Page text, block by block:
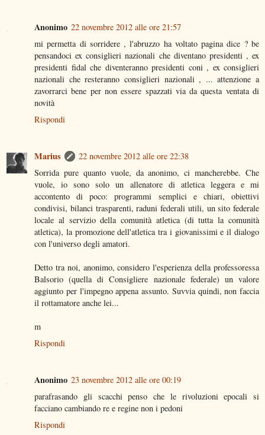
Anonimo 22 novembre 2012 alle ore 21:57
mi permetta di sorridere , l'abruzzo ha voltato pagina dice ? be
pensandoci ex consiglieri nazionali che diventano presidenti , ex
presidenti fidal che diventeranno presidenti coni , ex consiglieri
nazionali che resteranno consiglieri nazionali , ... attenzione a
zavorrarci bene per non essere spazzati via da questa ventata di
novità
Rispondi
Marius
22 novembre 2012 alle ore 22:38
Sorrida pure quanto vuole, da anonimo, ci mancherebbe. Che
vuole, io sono solo un allenatore di atletica leggera e mi
accontento di poco: programmi semplici e chiari, obiettivi
condivisi, bilanci trasparenti, raduni federali utili, un sito federale
locale al servizio della comunità atletica (di tutta la comunità
atletica), la promozione dell'atletica tra i giovanissimi e il dialogo
con l'universo degli amatori.
Detto tra noi, anonimo, considero l'esperienza della professoressa
Balsorio (quella di Consigliere nazionale federale) un valore
aggiunto per l'impegno appena assunto. Suvvia quindi, non faccia
il rottamatore anche lei...
m
Rispondi
Anonimo 23 novembre 2012 alle ore 00:19
parafrasando gli scacchi penso che le rivoluzioni epocali si
facciano cambiando re e regine non i pedoni
Rispondi